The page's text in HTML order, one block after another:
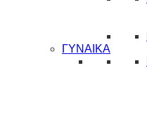
ΓΥΝΑΙΚΑ